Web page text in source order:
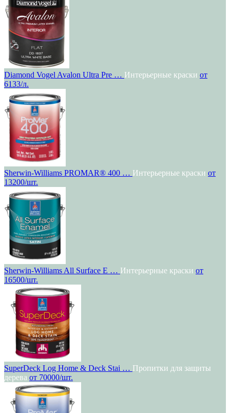
Diamond Vogel Avalon Ultra Pre … Интерьерные краски от
6133/л.
Sherwin-Williams PROMAR® 400 … Интерьерные краски от
13200/шт.
Sherwin-Williams All Surface E … Интерьерные краски от
16500/шт.
SuperDeck Log Home & Deck Stai … Пропитки для защиты
дерева от 70000/шт.